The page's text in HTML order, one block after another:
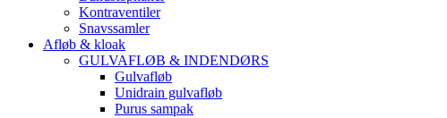
Kontraventiler
Snavssamler
Afløb & kloak
GULVAFLØB & INDENDØRS
Gulvafløb
Unidrain gulvafløb
Purus sampak